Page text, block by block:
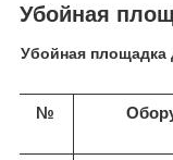
Убойная
Убойная площадка
№